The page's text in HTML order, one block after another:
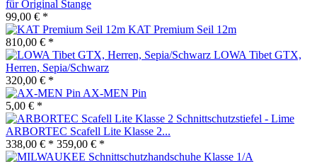
für Original Stange
99,00 € *
KAT Premium Seil 12m
810,00 € *
LOWA Tibet GTX,
Herren, Sepia/Schwarz
320,00 € *
AX-MEN Pin
5,00 € *
ARBORTEC Scafell Lite Klasse 2...
338,00 € * 359,00 € *